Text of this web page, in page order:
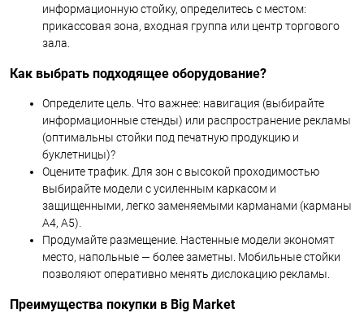
информационную стойку, определитесь с местом:
прикассовая зона, входная группа или центр торгового
зала.
Как выбрать подходящее оборудование?
Определите цель. Что важнее: навигация (выбирайте
информационные стенды) или распространение рекламы
(оптимальны стойки под печатную продукцию и
буклетницы)?
Оцените трафик. Для зон с высокой проходимостью
выбирайте модели с усиленным каркасом и
защищенными, легко заменяемыми карманами (карманы
А4, А5).
Продумайте размещение. Настенные модели экономят
место, напольные — более заметны. Мобильные стойки
позволяют оперативно менять дислокацию рекламы.
Преимущества покупки в Big Market